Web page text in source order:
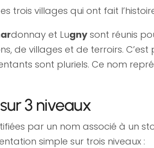
trois villages qui ont fait
donnay et Lugnysont réunis
de villages et de terroirs.
sont pluriels. Ce nom
3 niveaux
par un nom associé à un
simple sur trois niveaux :